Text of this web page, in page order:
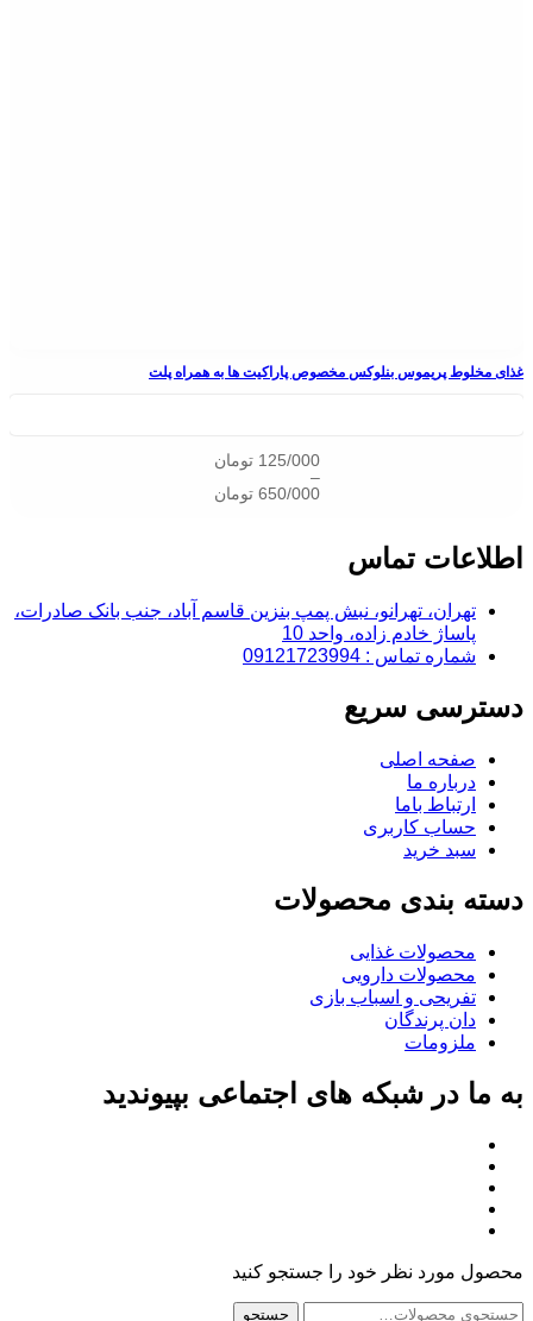
غذای مخلوط پریموس بنلوکس مخصوص پاراکیت ها به همراه پلت
125/000 تومان
–
650/000 تومان
اطلاعات تماس
تهران، تهرانو، نبش پمپ بنزین قاسم آباد، جنب بانک صادرات،
پاساژ خادم زاده، واحد 10
شماره تماس : 09121723994
دسترسی سریع
صفحه اصلی
درباره ما
ارتباط باما
حساب کاربری
سبد خرید
دسته بندی محصولات
محصولات غذایی
محصولات دارویی
تفریحی و اسباب بازی
دان پرندگان
ملزومات
به ما در شبکه های اجتماعی بپیوندید
محصول مورد نظر خود را جستجو کنید
جستجو
جستجو